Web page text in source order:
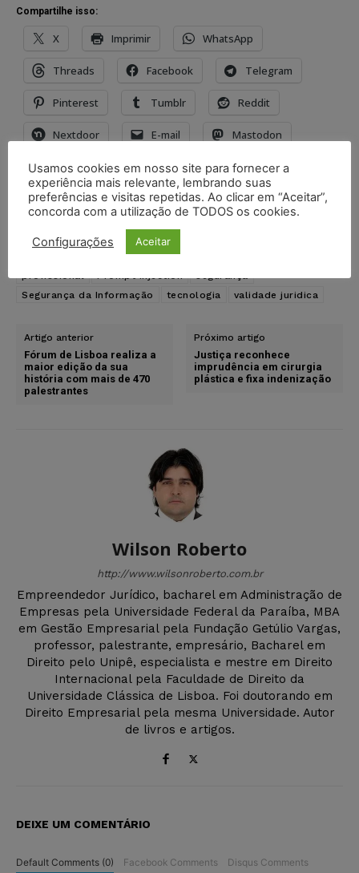
Compartilhe isso:
X Imprimir WhatsApp
Threads Facebook Telegram
Pinterest Tumblr Reddit
Nextdoor E-mail Mastodon
LinkedIn
TAGS Direito discussão documento
ia generativa
Inteligência Artificial no Direito
Operadores do Direito
profissional
Prompt Injection
segurança
Segurança da Informação
tecnologia validade juridica
Artigo anterior
Fórum de Lisboa realiza a
maior edição da sua
história com mais de 470
palestrantes
Próximo artigo
Justiça reconhece
imprudência em cirurgia
plástica e fixa indenização
Wilson Roberto
http://www.wilsonroberto.com.br
Empreendedor Jurídico, bacharel em Administração de
Empresas pela Universidade Federal da Paraíba, MBA
em Gestão Empresarial pela Fundação Getúlio Vargas,
professor, palestrante, empresário, Bacharel em
Direito pelo Unipê, especialista e mestre em Direito
Internacional pela Faculdade de Direito da
Universidade Clássica de Lisboa. Foi doutorando em
Direito Empresarial pela mesma Universidade. Autor
de livros e artigos.
DEIXE UM COMENTÁRIO
Default Comments (0) Facebook Comments Disqus Comments
Usamos cookies em nosso site para fornecer a
experiência mais relevante, lembrando suas
preferências e visitas repetidas. Ao clicar em “Aceitar”,
concorda com a utilização de TODOS os cookies.
Configurações Aceitar